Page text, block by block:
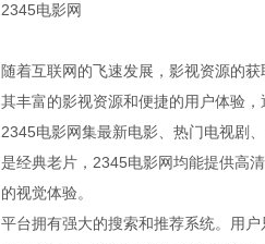
2345电影网
随着互联网的飞速发展，影视资源的
其丰富的影视资源和便捷的用户体验，
2345电影网集最新电影、热门电视剧
是经典老片，2345电影网均能提供高
的视觉体验。
平台拥有强大的搜索和推荐系统。用